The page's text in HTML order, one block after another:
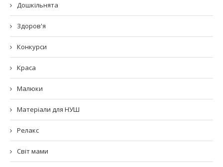
Дошкільнята
Здоров'я
Конкурси
Краса
Малюки
Матеріали для НУШ
Релакс
Світ мами